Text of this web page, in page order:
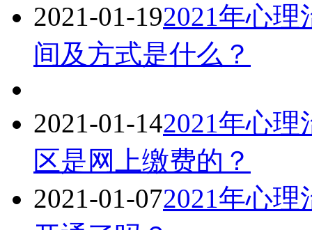
2021-01-192021年心
间及方式是什么？
2021-01-142021年心
区是网上缴费的？
2021-01-072021年心